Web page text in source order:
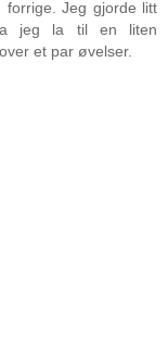
forrige. Jeg gjorde litt
jeg la til en liten
et par øvelser.